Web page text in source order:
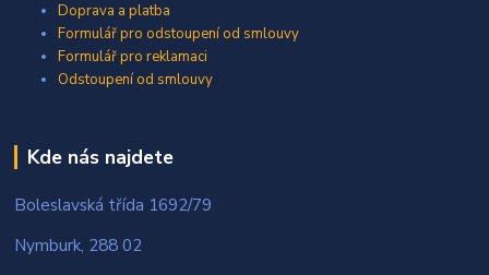
Doprava a platba
Formulář pro odstoupení od smlouvy
Formulář pro reklamaci
Odstoupení od smlouvy
Kde nás najdete
Boleslavská třída 1692/79
Nymburk, 288 02